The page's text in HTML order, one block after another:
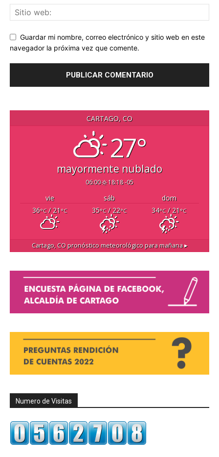
Guardar mi nombre, correo electrónico y sitio web en este
navegador la próxima vez que comente.
CARTAGO, CO
27°
mayormente nublado
06:00 18:18 -05
vie sáb
dom
36°C/ 21 °C 35°C/ 22°C 34°C/ 21 °C
Cartago, COpronóstico meteorológico para mañana ▸
Numero de Visitas